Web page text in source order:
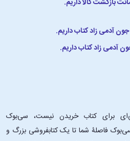
بازگشت کالا داریم.
آدمی زاد کتاب داریم.
برای کتاب خریدن نیست، سی‌بوک
فاصلۀ شما تا یک کتابفروشی بزرگ و